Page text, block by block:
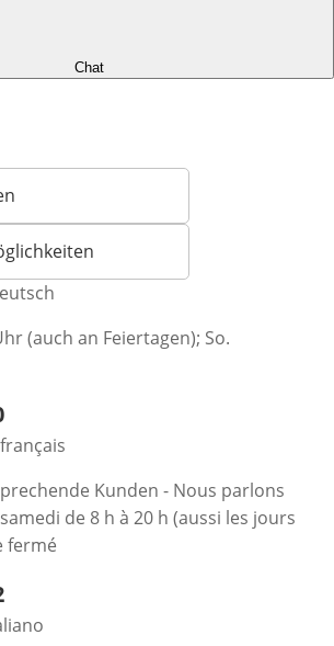
Chat
(auch an Feiertagen); So.
Kunden - Nous parlons
de 8 h à 20 h (aussi les jours
fermé